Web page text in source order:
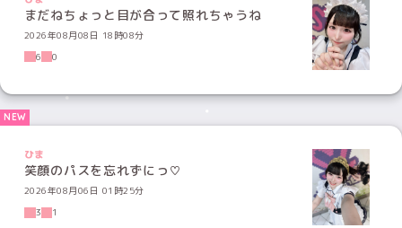
まだねちょっと目が合って照れちゃうね
2026年08月08日 18時08分
6
0
ひま
笑顔のパスを忘れずにっ♡
2026年08月06日 01時25分
3
1